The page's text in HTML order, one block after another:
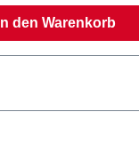
In den Warenkorb